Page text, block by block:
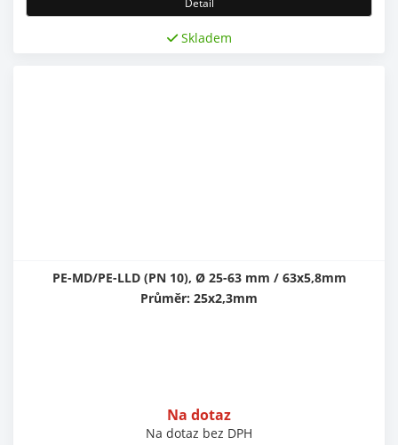
Skladem
PE-MD/PE-LLD (PN 10), Ø 25-63 mm / 63x5,8mm
Průměr: 25x2,3mm
Na dotaz
Na dotaz bez DPH